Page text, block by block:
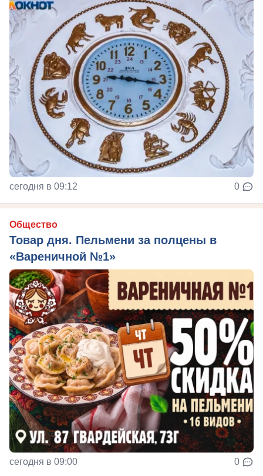
сегодня в 09:12 0
Общество
Товар дня. Пельмени за полцены в
«Вареничной №1»
сегодня в 09:00 0